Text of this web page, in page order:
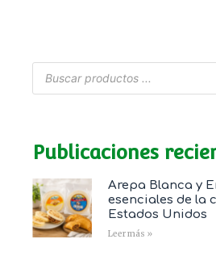
Publicaciones
Arepa Blanca y
esenciales de la
Estados Unidos
Leer más »